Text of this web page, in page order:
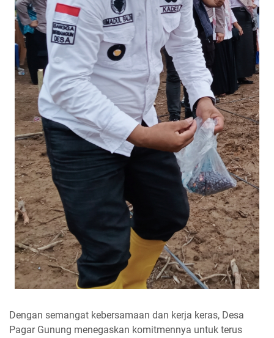
Dengan semangat kebersamaan dan kerja keras, Desa
Pagar Gunung menegaskan komitmennya untuk terus